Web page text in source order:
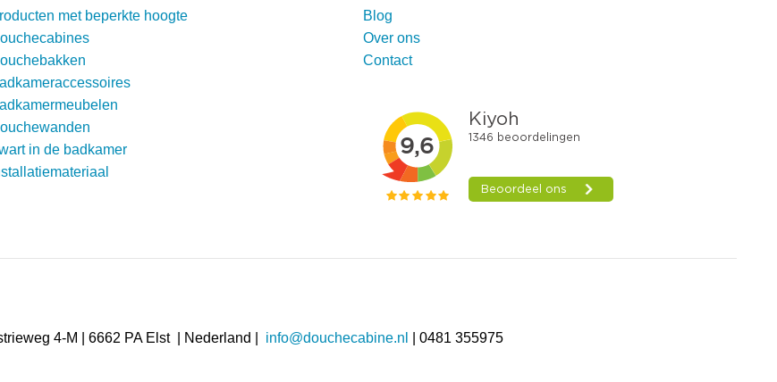
met beperkte hoogte
in de badkamer
Blog
Over ons
Contact
4-M | 6662 PA Elst | Nederland | info@douchecabine.nl | 0481 355975